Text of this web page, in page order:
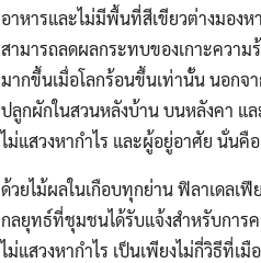
อาหารและไม่มีพื้นที่สีเขียวต่างมอง
สามารถลดผลกระทบของเกาะควา
มากขึ้นเมื่อโลกร้อนขึ้นเท่านั้น นอกจ
ปลูกผักในสวนหลังบ้าน บนหลังคา แ
ไม่แสวงหากำไร และผู้อยู่อาศัย นั่นคื
ด้วยไม้ผลในเกือบทุกย่าน ฟิลาเดลเ
กลยุทธ์ที่ชุมชนได้รับแจ้งสำหรับการ
ไม่แสวงหากำไร เป็นเพียงไม่กี่วิธีที่เ